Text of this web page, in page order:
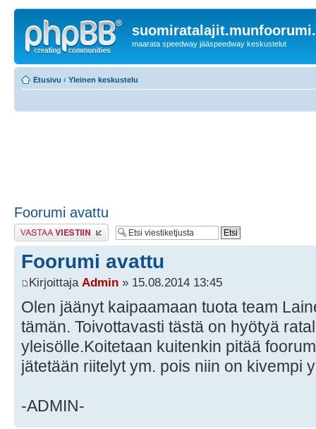
maarata speedway jääspeedway keskustelut
Etusivu ‹ Yleinen keskustelu
Foorumi avattu
Lähetä vastaus
Foorumi avattu
Kirjoittaja Admin » 15.08.2014 13:45
Olen jäänyt kaipaamaan tuota team
tämän. Toivottavasti tästä on hyötyä
yleisölle.Koitetaan kuitenkin pitää
jätetään riitelyt ym. pois niin on kivempi
-ADMIN-